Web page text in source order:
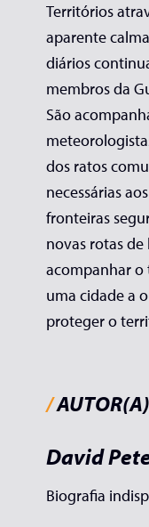
Territórios
aparente
diários
membros da
São
dos ratos
necessárias
fronteiras
novas rotas de
acompanhar o
uma cidade a
proteger o
/AUTOR(A)
David
Biografia